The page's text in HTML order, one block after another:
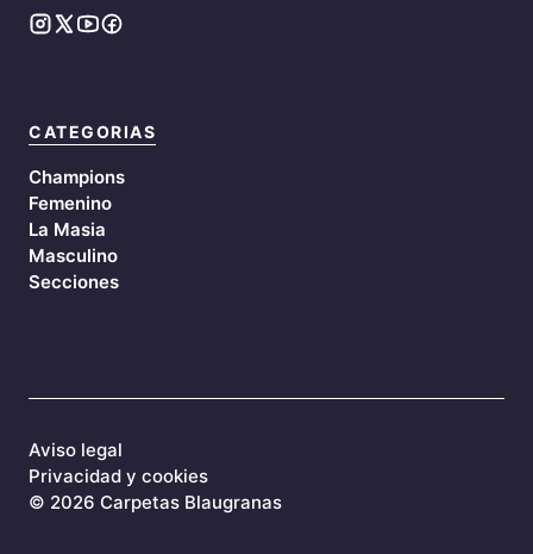
CATEGORIAS
Champions
Femenino
La Masia
Masculino
Secciones
© 2026 Carpetas Blaugranas
Aviso legal
Privacidad y cookies